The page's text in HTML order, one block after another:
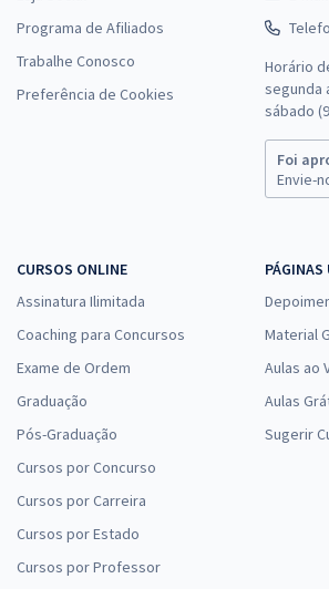
Como estudar para as provas
Uma das melhores maneiras de estudar
banca Exatus é por meio dos nossos
muita experiência no ramo e possui
de como a Exatus costuma conduzir os
materiais exclusivos, apostilas
entendimento e o seu dia a dia corrido,
estudar quando e onde quiser.
Exatus provas: estude pelas
Em nossa plataforma, chamada Gran
as edições anteriores dos concursos da
possível fazer alguns simulados para que
mensurar a sua própria evolução.
Exatus concursos públicos: estude
Estudar para concurso
Programa de Afiliados
Trabalhe Conosco
Preferência de Cookies
Horário
segunda
sábado
Foi
Envie-
CURSOS ONLINE
Assinatura Ilimitada
Coaching para Concursos
Exame de Ordem
Graduação
Pós-Graduação
Cursos por Concurso
Cursos por Carreira
Cursos por Estado
Cursos por Professor
PÁGINAS
Material
Aulas ao
Aulas
Sugerir